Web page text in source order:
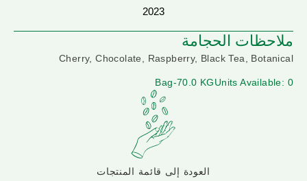
2023
ملاحظات الحجامة
Cherry, Chocolate, Raspberry, Black Tea, Botanical
Units Available: 0
Bag-70.0 KG
العودة إلى قائمة المنتجات